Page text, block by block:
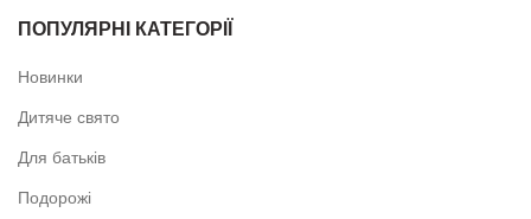
ПОПУЛЯРНІ КАТЕГОРІЇ
Новинки
Дитяче свято
Для батьків
Подорожі